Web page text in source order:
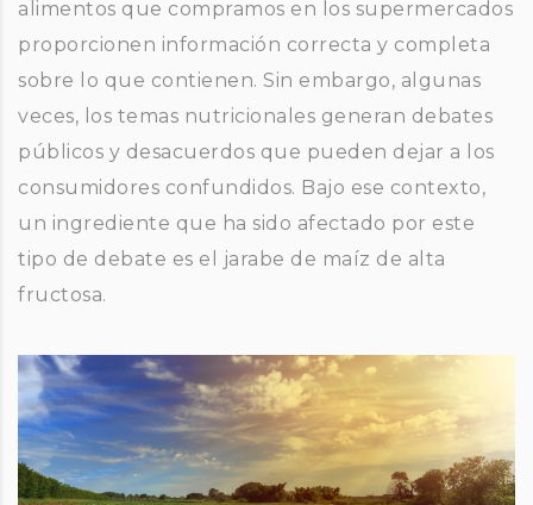
alimentos que compramos en los supermercados
proporcionen información correcta y completa
sobre lo que contienen. Sin embargo, algunas
veces, los temas nutricionales generan debates
públicos y desacuerdos que pueden dejar a los
consumidores confundidos. Bajo ese contexto,
un ingrediente que ha sido afectado por este
tipo de debate es el jarabe de maíz de alta
fructosa.